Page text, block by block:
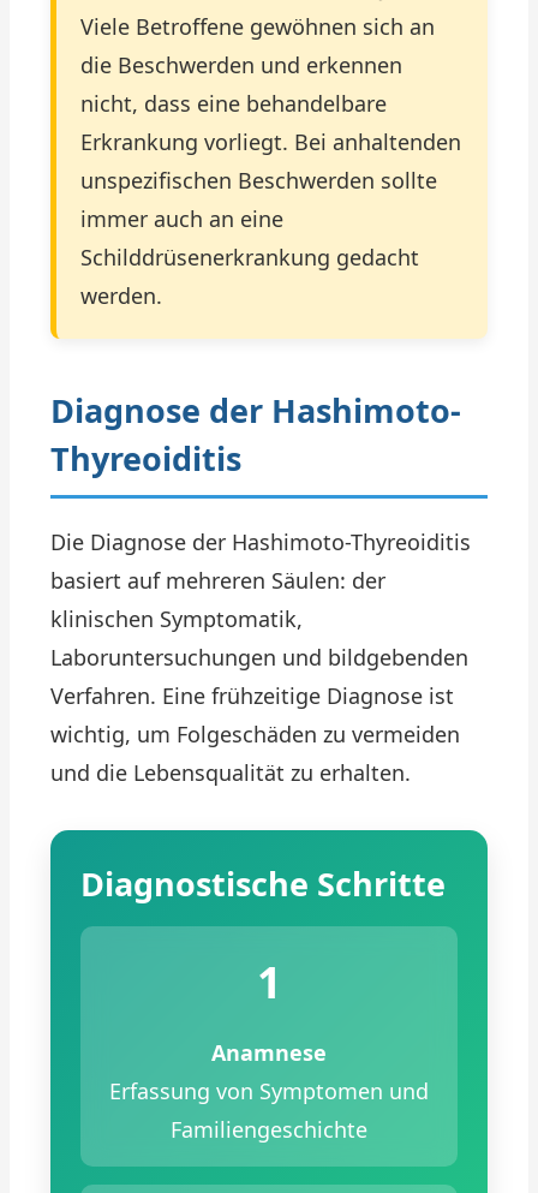
Viele Betroffene gewöhnen sich an
die Beschwerden und erkennen
nicht, dass eine behandelbare
Erkrankung vorliegt. Bei anhaltenden
unspezifischen Beschwerden sollte
immer auch an eine
Schilddrüsenerkrankung gedacht
werden.
Diagnose der Hashimoto-
Thyreoiditis
Die Diagnose der Hashimoto-Thyreoiditis
basiert auf mehreren Säulen: der
klinischen Symptomatik,
Laboruntersuchungen und bildgebenden
Verfahren. Eine frühzeitige Diagnose ist
wichtig, um Folgeschäden zu vermeiden
und die Lebensqualität zu erhalten.
Diagnostische Schritte
1
Anamnese
Erfassung von Symptomen und
Familiengeschichte